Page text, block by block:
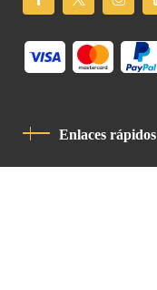
Enlaces rápidos